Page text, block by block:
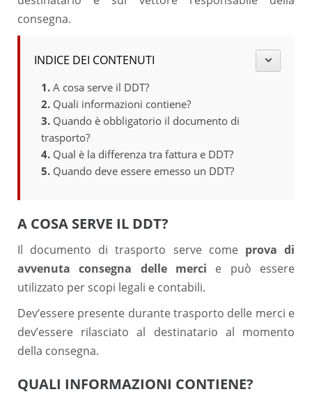
consegna.
INDICE DEI CONTENUTI
A cosa serve il DDT?
Quali informazioni contiene?
Quando è obbligatorio il documento di
trasporto?
Qual è la differenza tra fattura e DDT?
Quando deve essere emesso un DDT?
A COSA SERVE IL DDT?
Il documento di trasporto serve come prova di
avvenuta consegna delle merci e può essere
utilizzato per scopi legali e contabili.
Dev’essere presente durante trasporto delle merci e
dev’essere rilasciato al destinatario al momento
della consegna.
QUALI INFORMAZIONI CONTIENE?